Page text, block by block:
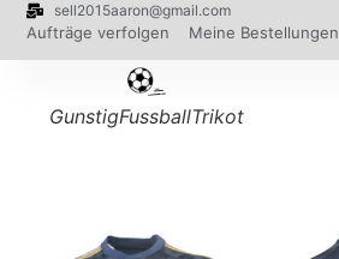
sell2015aaron@gmail.com
Aufträge verfolgen Meine Bestellungen
GunstigFussballTrikot